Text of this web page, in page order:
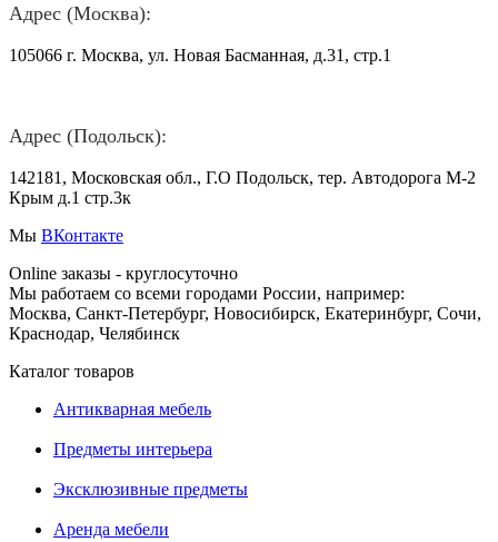
Адрес (Москва):
105066 г. Москва, ул. Новая Басманная, д.31, стр.1
Адрес (Подольск):
142181, Московская обл., Г.О Подольск, тер. Автодорога М-2
Крым д.1 стр.3к
Мы ВКонтакте
Online заказы - круглосуточно
Мы работаем со всеми городами России, например:
Москва, Санкт-Петербург, Новосибирск, Екатеринбург, Сочи,
Краснодар, Челябинск
Каталог товаров
Антикварная мебель
Предметы интерьера
Эксклюзивные предметы
Аренда мебели